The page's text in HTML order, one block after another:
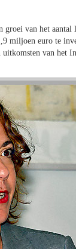
van het
miljoen euro te
van het